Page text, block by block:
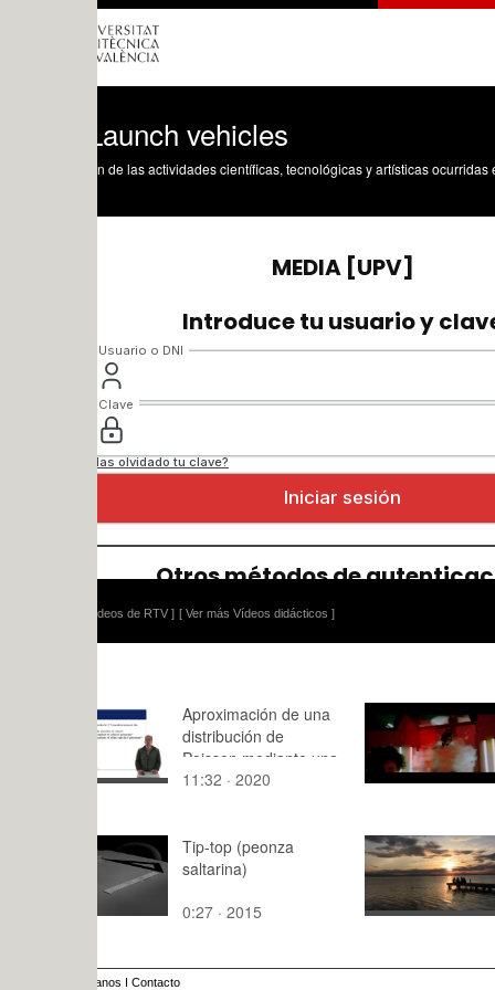
vehicles
de las actividades científicas, tecnológicas y artísticas ocurridas en los tres
[ Ver más Vídeos didácticos ]
Aproximación de una
distribución de
Poisson mediante una
distribución normal
11:32 · 2020
Sonido
- Práctica
0:20 · 2019
Tip-top (peonza
saltarina)
0:27 · 2015
Fin del
6:46 · 2014